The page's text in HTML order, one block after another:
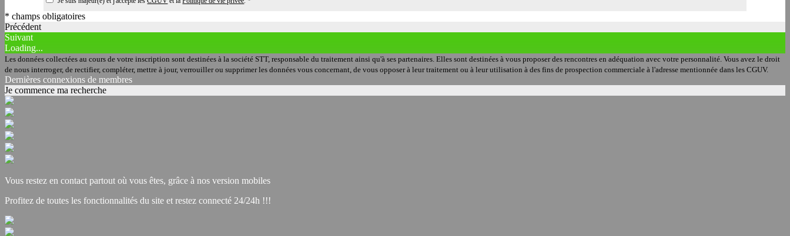
* champs obligatoires
Précédent
Suivant
Loading...
Les données collectées au cours de votre inscription sont destinées à la société STT, responsable du traitement ainsi qu'à ses partenaires. Elles sont destinées à vous proposer des rencontres en adéquation avec votre personnalité. Vous avez le droit
de nous interroger, de rectifier, compléter, mettre à jour, verrouiller ou supprimer les données vous concernant, de vous opposer à leur traitement ou à leur utilisation à des fins de prospection commerciale à l'adresse mentionnée dans les CGUV.
Dernières connexions de membres
Je commence ma recherche
Vous restez en contact partout où vous êtes, grâce à nos version mobiles
Profitez de toutes les fonctionnalités du site et restez connecté 24/24h !!!